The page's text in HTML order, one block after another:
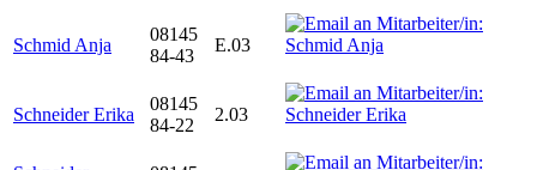
Schmid Anja
08145
84-43
E.03
Schneider Erika
08145
84-22
2.03